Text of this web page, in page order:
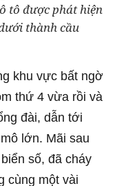
tô được phát hiện
thành cầu
khu vực bất ngờ
thứ 4 vừa rồi và
đài, dẫn tới
lớn. Mãi sau
số, đã cháy
cùng một vài